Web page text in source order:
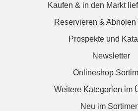
Kaufen & in den Markt
Reservieren & Abholen
Prospekte und
Newsletter
Onlineshop
Weitere Kategorien im
Neu im